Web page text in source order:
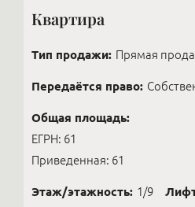
Квартира
Тип продажи: Прямая
Передаётся право:
Общая площадь:
ЕГРН: 61
Приведенная: 61
Этаж/этажность: 1/9